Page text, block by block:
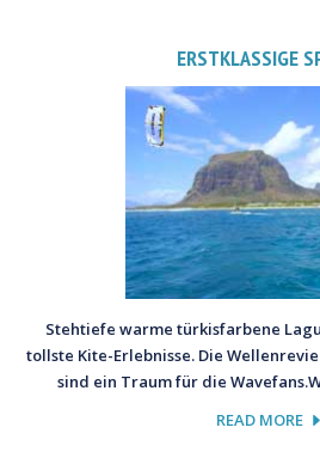
ERSTKLASSIGE
Stehtiefe warme türkisfarbene
tollste Kite-Erlebnisse. Die
sind ein Traum für die
READ MORE